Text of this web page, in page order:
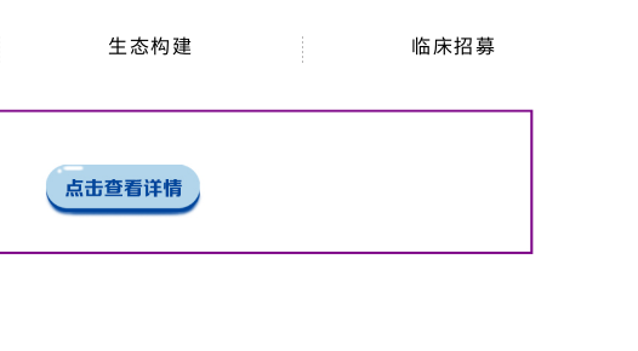
生态构建 临床招募